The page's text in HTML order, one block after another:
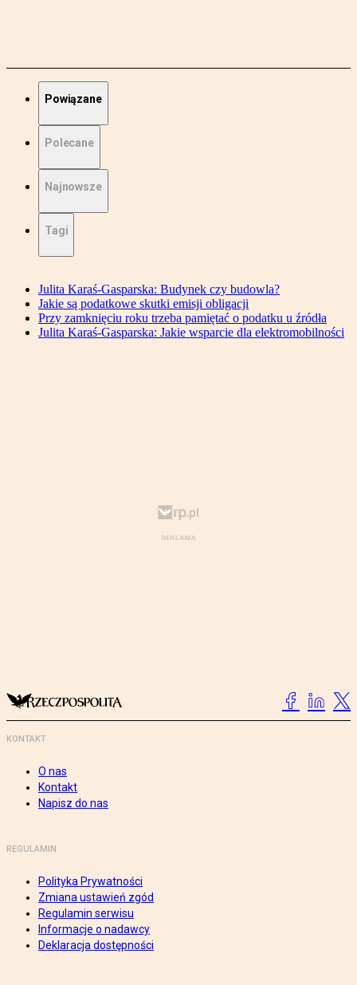
Powiązane
Polecane
Najnowsze
Tagi
Julita Karaś-Gasparska: Budynek czy budowla?
Jakie są podatkowe skutki emisji obligacji
Przy zamknięciu roku trzeba pamiętać o podatku u źródła
Julita Karaś-Gasparska: Jakie wsparcie dla elektromobilności
KONTAKT
O nas
Kontakt
Napisz do nas
REGULAMIN
Polityka Prywatności
Zmiana ustawień zgód
Regulamin serwisu
Informacje o nadawcy
Deklaracja dostępności